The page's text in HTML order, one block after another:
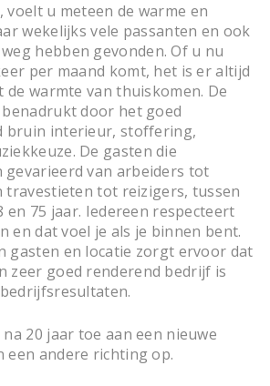
u meteen de warme en
wekelijks vele passanten en ook
hebben gevonden. Of u nu
per maand komt, het is er altijd
de warmte van thuiskomen. De
door het goed
bruin interieur, stoffering,
De gasten die
gevarieerd van arbeiders tot
travestieten tot reizigers, tussen
en 75 jaar. Iedereen respecteert
en dat voel je als je binnen bent.
gasten en locatie zorgt ervoor dat
zeer goed renderend bedrijf is
20 jaar toe aan een nieuwe
een andere richting op.